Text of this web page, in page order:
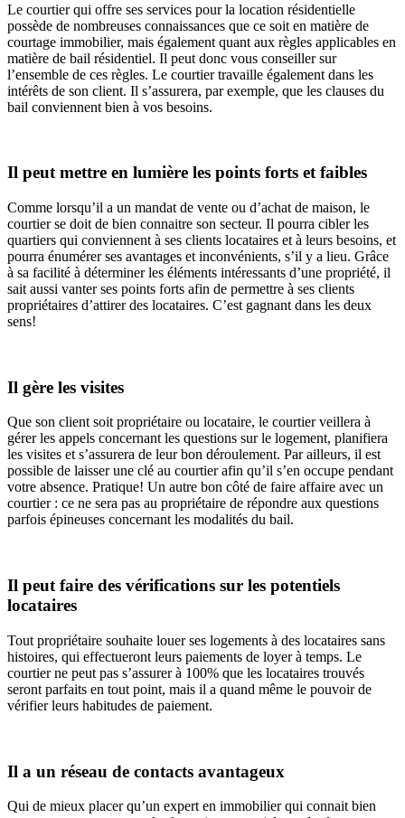
Le courtier qui offre ses services pour la location résidentielle
possède de nombreuses connaissances que ce soit en matière de
courtage immobilier, mais également quant aux règles applicables en
matière de bail résidentiel. Il peut donc vous conseiller sur
l’ensemble de ces règles. Le courtier travaille également dans les
intérêts de son client. Il s’assurera, par exemple, que les clauses du
bail conviennent bien à vos besoins.
Il peut mettre en lumière les points forts et faibles
Comme lorsqu’il a un mandat de vente ou d’achat de maison, le
courtier se doit de bien connaitre son secteur. Il pourra cibler les
quartiers qui conviennent à ses clients locataires et à leurs besoins, et
pourra énumérer ses avantages et inconvénients, s’il y a lieu. Grâce
à sa facilité à déterminer les éléments intéressants d’une propriété, il
sait aussi vanter ses points forts afin de permettre à ses clients
propriétaires d’attirer des locataires. C’est gagnant dans les deux
sens!
Il gère les visites
Que son client soit propriétaire ou locataire, le courtier veillera à
gérer les appels concernant les questions sur le logement, planifiera
les visites et s’assurera de leur bon déroulement. Par ailleurs, il est
possible de laisser une clé au courtier afin qu’il s’en occupe pendant
votre absence. Pratique! Un autre bon côté de faire affaire avec un
courtier : ce ne sera pas au propriétaire de répondre aux questions
parfois épineuses concernant les modalités du bail.
Il peut faire des vérifications sur les potentiels
locataires
Tout propriétaire souhaite louer ses logements à des locataires sans
histoires, qui effectueront leurs paiements de loyer à temps. Le
courtier ne peut pas s’assurer à 100% que les locataires trouvés
seront parfaits en tout point, mais il a quand même le pouvoir de
vérifier leurs habitudes de paiement.
Il a un réseau de contacts avantageux
Qui de mieux placer qu’un expert en immobilier qui connait bien